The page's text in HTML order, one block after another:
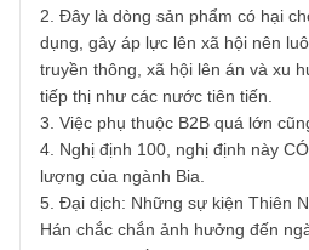
thành phẩm. Các nguyên vật
ty Mẹ SAB.
WSB mua NVL Chính từ
NVL phụ như gạo, phụ gia,
sản phẩm cho SAB và Bán lại
chất WSB cũng không có
Bản thân WSB có những chỉ
người Thái, điều đó cũng khá